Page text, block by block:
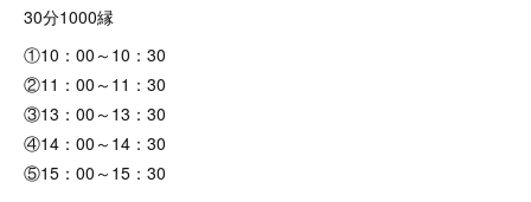
30分1000縁
①10：00～10：30
②11：00～11：30
③13：00～13：30
④14：00～14：30
⑤15：00～15：30